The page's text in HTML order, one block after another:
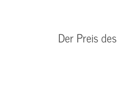
Der Preis